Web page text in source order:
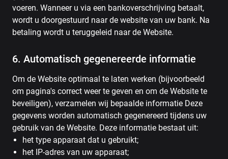
voeren. Wanneer u via een bankoverschrijving betaalt,
wordt u doorgestuurd naar de website van uw bank. Na
betaling wordt u teruggeleid naar de Website.
6. Automatisch gegenereerde informatie
Om de Website optimaal te laten werken (bijvoorbeeld
om pagina's correct weer te geven en om de Website te
beveiligen), verzamelen wij bepaalde informatie Deze
gegevens worden automatisch gegenereerd tijdens uw
gebruik van de Website. Deze informatie bestaat uit:
het type apparaat dat u gebruikt;
het IP-adres van uw apparaat;